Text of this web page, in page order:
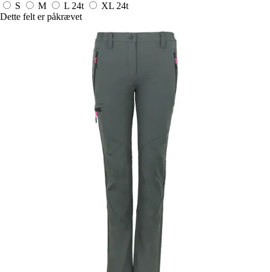
S
M L 24t XL 24t
Dette felt er påkrævet